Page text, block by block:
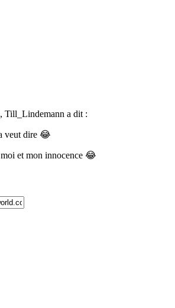
Till_Lindemann a dit :
veut dire 😂
et mon innocence 😂